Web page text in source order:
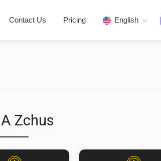
Contact Us Pricing English
Zchus